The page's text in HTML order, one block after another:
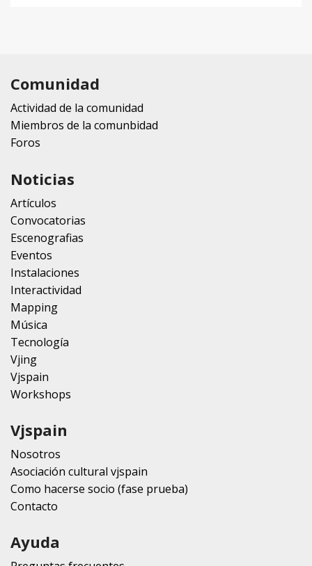
Comunidad
Actividad de la comunidad
Miembros de la comunbidad
Foros
Noticias
Artículos
Convocatorias
Escenografias
Eventos
Instalaciones
Interactividad
Mapping
Música
Tecnología
Vjing
Vjspain
Workshops
Vjspain
Nosotros
Asociación cultural vjspain
Como hacerse socio (fase prueba)
Contacto
Ayuda